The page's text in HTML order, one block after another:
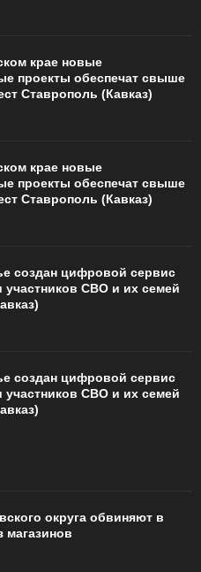
крае новые
проекты обеспечат свыше
Ставрополь (Кавказ)
крае новые
проекты обеспечат свыше
Ставрополь (Кавказ)
создан цифровой сервис
участников СВО и их семей
создан цифровой сервис
участников СВО и их семей
округа обвиняют в
магазинов